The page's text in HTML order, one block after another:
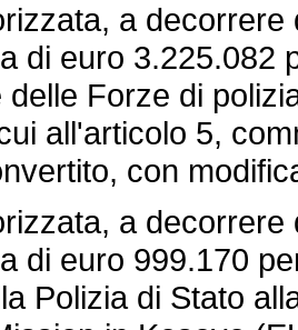
a decorrere
di euro 3.225.082
Forze di
all'articolo 5,
con
a decorrere
di euro 999.170
Polizia di Stato